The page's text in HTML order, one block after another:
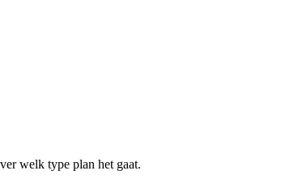
welk type plan het gaat.